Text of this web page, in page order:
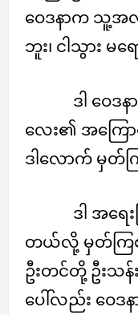
ဝေဒနာက သူ့အလု
ဘူး၊ ငါသွား မရ
ဒါ ဝေဒန
လေး၏ အကြေ
ဒါလောက် မှတ်ကြ
ဒါ အရေ
တယ်လို့ မှတ်ကြစမ်
ဦးတင်တို့ ဦးသန်း
ပေါ်လည်း ဝေဒ